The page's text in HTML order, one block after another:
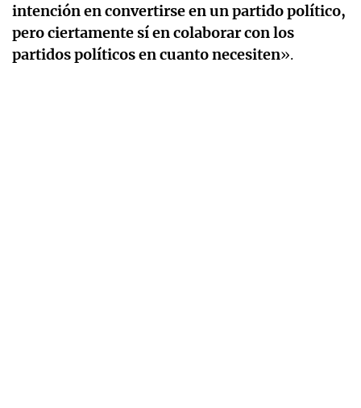
intención en convertirse en un partido político,
pero ciertamente sí en colaborar con los
partidos políticos en cuanto necesiten».